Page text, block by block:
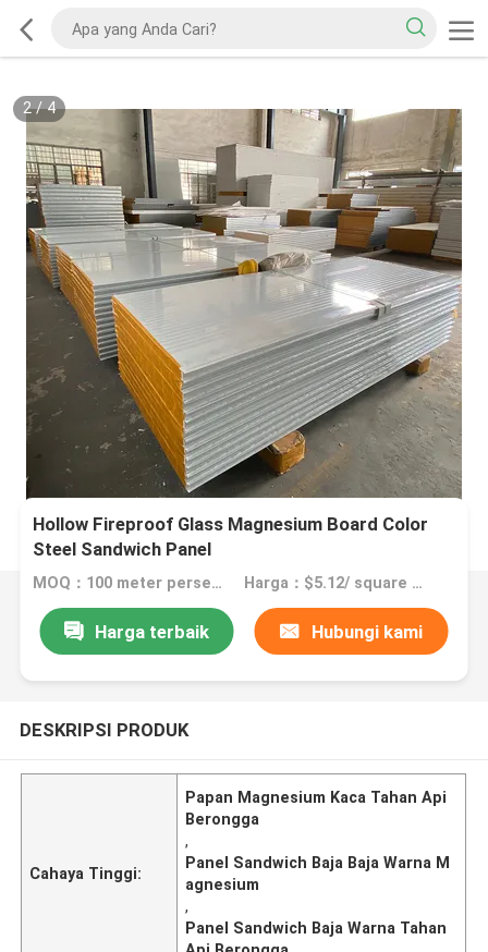
2/4
Hollow Fireproof Glass Magnesium Board Color
Steel Sandwich Panel
MOQ：100 meter persegi Harga：$5.12/ square meter
Harga terbaik Hubungi kami
DESKRIPSI PRODUK
Cahaya Tinggi:
Papan Magnesium Kaca Tahan Api
Berongga
,
Panel Sandwich Baja Baja Warna M
agnesium
,
Panel Sandwich Baja Warna Tahan